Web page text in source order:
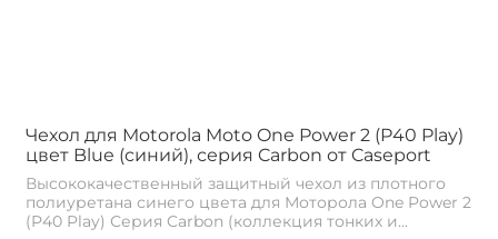
Чехол для Motorola Moto One Power 2 (P40 Play)
цвет Blue (синий), серия Carbon от Caseport
Высококачественный защитный чехол из плотного
полиуретана синего цвета для Моторола One Power 2
(P40 Play) Серия Carbon (коллекция тонких и...